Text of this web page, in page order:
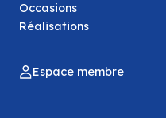
Occasions
Réalisations
Espace membre